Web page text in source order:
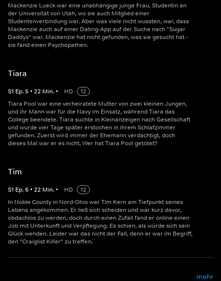
Mackenzie Lueck war eine unabhängige junge Frau, Studentin an
der Universität von Utah, wo sie auch Mitglied einer
Studentenverbindung war. Aber was viele nicht wussten, war, dass
Mackenzie auch auf einer Dating-App auf der Suche nach "Sugar
Daddys" war. Mackenzie hat nicht gefunden, was sie gesucht hat -
sie fand einen Psychopathen.
Tiara
S1 Ep.5 • 22 Min. • HD
12
Tiara Pool war eine verheiratete Mutter von zwei kleinen Jungen,
und ihr Mann war für die Navy im Einsatz, während Tiara das
College beendete. Tiara suchte in Kleinanzeigen nach Gesellschaft
und wurde vier Tage später erstochen in ihrem Schlafzimmer
gefunden. Zuerst wird immer der Ehemann verdächtigt, doch
dieses Mal war er es nicht. Wer hat Tiara Pool getötet?
Tim
S1 Ep.6 • 22 Min. • HD
12
In Noble County in Nord-Ohio war Tim Kern am Tiefpunkt seines
Lebens angekommen. Er ließ sich scheiden und war kurz davor,
obdachlos zu werden, doch durch einen Zufall fand er online einen
Job mit Unterkunft und Verpflegung. Es schien, als würde sich sein
Glück wenden. Leider war das nicht der Fall, denn er war im Begriff,
den "Craiglist Killer" zu treffen.
mehr